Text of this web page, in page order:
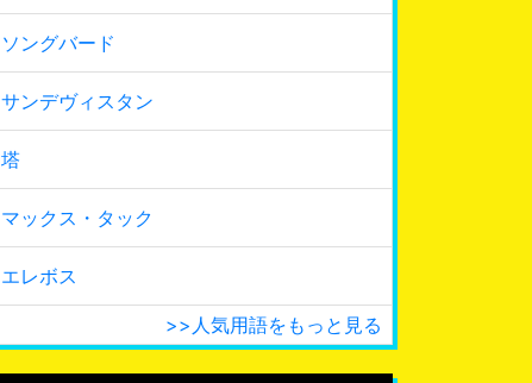
ソングバード
サンデヴィスタン
塔
マックス・タック
エレボス
>>人気用語をもっと見る